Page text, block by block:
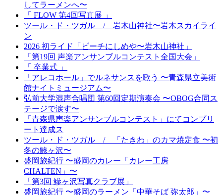
してラーメンへ〜
「 FLOW 第4回写真展 」
ツール・ド・ツガル / 岩木山神社〜岩木スカイライ
ン
2026 初ライド「ビーチにしめや〜岩木山神社」
「第19回 声楽アンサンブルコンテスト全国大会」
「 卒業式 」
「アレコホール」でルネサンスを歌う 〜青森県立美術
館ナイトミュージアム〜
弘前大学混声合唱団 第60回定期演奏会 〜OBOG合同ス
テージで涙す〜
「青森県声楽アンサンブルコンテスト」にてコンプリ
ート達成ス
ツール・ド・ツガル / 「たきわ」のカマ焼定食 〜初
冬の鯵ヶ沢〜
盛岡旅紀行 〜盛岡のカレー「カレー工房
CHALTEN」〜
「第3回 鰺ヶ沢写真クラブ展」
盛岡旅紀行 〜盛岡のラーメン「中華そば 弥太郎」〜